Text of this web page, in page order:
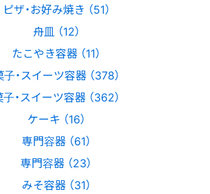
ピザ・お好み焼き （51）
舟皿 （12）
たこやき容器 （11）
子・スイーツ容器 （378）
・スイーツ容器 （362）
ケーキ （16）
専門容器 （61）
専門容器 （23）
みそ容器 （31）